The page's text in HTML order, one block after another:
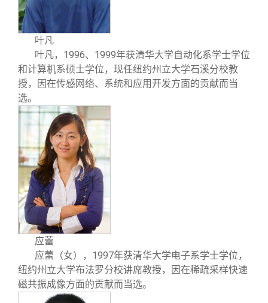
叶凡
叶凡， 1996、 1999年获清华大学自动化系学士学位
和计算机系硕士学位，现任纽约州立大学石溪分校教
授，因在传感网络、系统和应用开发方面的贡献而当
选。
应蕾
应蕾 （女）， 1997年获清华大学电子系学士学位，
纽约州立大学布法罗分校讲席教授，因在稀疏采样快速
磁共振成像方面的贡献而当选。